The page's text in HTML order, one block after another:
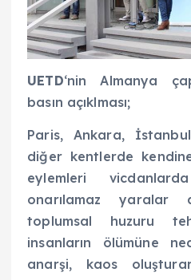
UETD‘nin Almanya
basın açıklması;
Paris, Ankara,
diğer kentlerde
eylemleri
onarılamaz yaralar
toplumsal huzuru
insanların ölümüne
anarşi, kaos